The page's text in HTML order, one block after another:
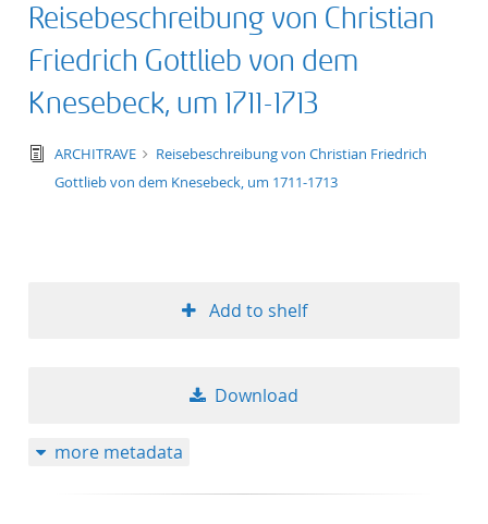
Reisebeschreibung von Christian
Friedrich Gottlieb von dem
Knesebeck, um 1711-1713
text/tg.edition+tg.aggregation+xml
ARCHITRAVE
Reisebeschreibung von Christian Friedrich
Gottlieb von dem Knesebeck, um 1711-1713
Add to shelf
Download
more metadata